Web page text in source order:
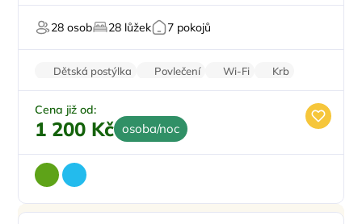
Pro majitele mazlíčků
28 osob 28 lůžek 7 pokojů
Dětská postýlka Povlečení Wi-Fi
Krb
Pračka
Cena již od:
1 200 Kč osoba/noc